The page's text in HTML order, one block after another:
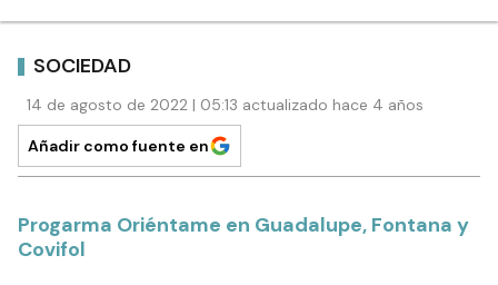
SOCIEDAD
14 de agosto de 2022 | 05:13 actualizado hace 4 años
Añadir como fuente en
Progarma Oriéntame en Guadalupe, Fontana y
Covifol